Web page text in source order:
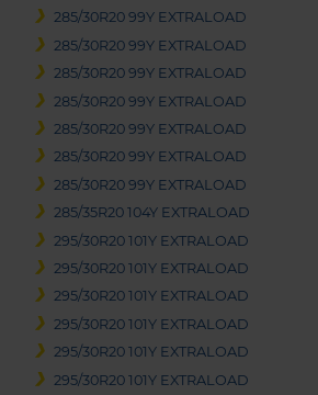
285/30R20 99Y EXTRALOAD
285/30R20 99Y EXTRALOAD
285/30R20 99Y EXTRALOAD
285/30R20 99Y EXTRALOAD
285/30R20 99Y EXTRALOAD
285/30R20 99Y EXTRALOAD
285/30R20 99Y EXTRALOAD
285/35R20 104Y EXTRALOAD
295/30R20 101Y EXTRALOAD
295/30R20 101Y EXTRALOAD
295/30R20 101Y EXTRALOAD
295/30R20 101Y EXTRALOAD
295/30R20 101Y EXTRALOAD
295/30R20 101Y EXTRALOAD